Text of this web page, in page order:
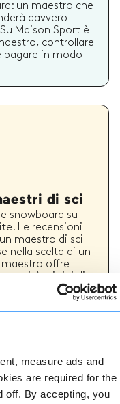
measure ads and
are required for the
off. By accepting, you
un maestro che
davvero
Maison Sport è
controllare
pagare in modo
di sci
snowboard su
Le recensioni
maestro di sci
nella scelta di un
maestro offre
qualità e i tipi di
fornito in passato.
più
è sempre a